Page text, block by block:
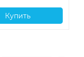
Купить